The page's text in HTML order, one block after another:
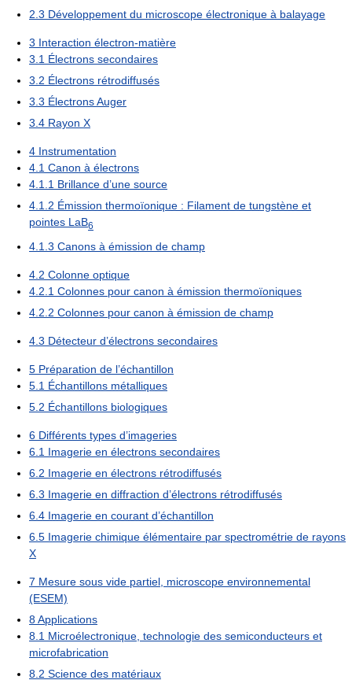
2.3 Développement du microscope électronique à balayage
3 Interaction électron-matière
3.1 Électrons secondaires
3.2 Électrons rétrodiffusés
3.3 Électrons Auger
3.4 Rayon X
4 Instrumentation
4.1 Canon à électrons
4.1.1 Brillance d’une source
4.1.2 Émission thermoïonique : Filament de tungstène et
pointes LaB6
4.1.3 Canons à émission de champ
4.2 Colonne optique
4.2.1 Colonnes pour canon à émission thermoïoniques
4.2.2 Colonnes pour canon à émission de champ
4.3 Détecteur d’électrons secondaires
5 Préparation de l’échantillon
5.1 Échantillons métalliques
5.2 Échantillons biologiques
6 Différents types d’imageries
6.1 Imagerie en électrons secondaires
6.2 Imagerie en électrons rétrodiffusés
6.3 Imagerie en diffraction d’électrons rétrodiffusés
6.4 Imagerie en courant d’échantillon
6.5 Imagerie chimique élémentaire par spectrométrie de rayons
X
7 Mesure sous vide partiel, microscope environnemental
(ESEM)
8Applications
8.1 Microélectronique, technologie des semiconducteurs et
microfabrication
8.2 Science des matériaux